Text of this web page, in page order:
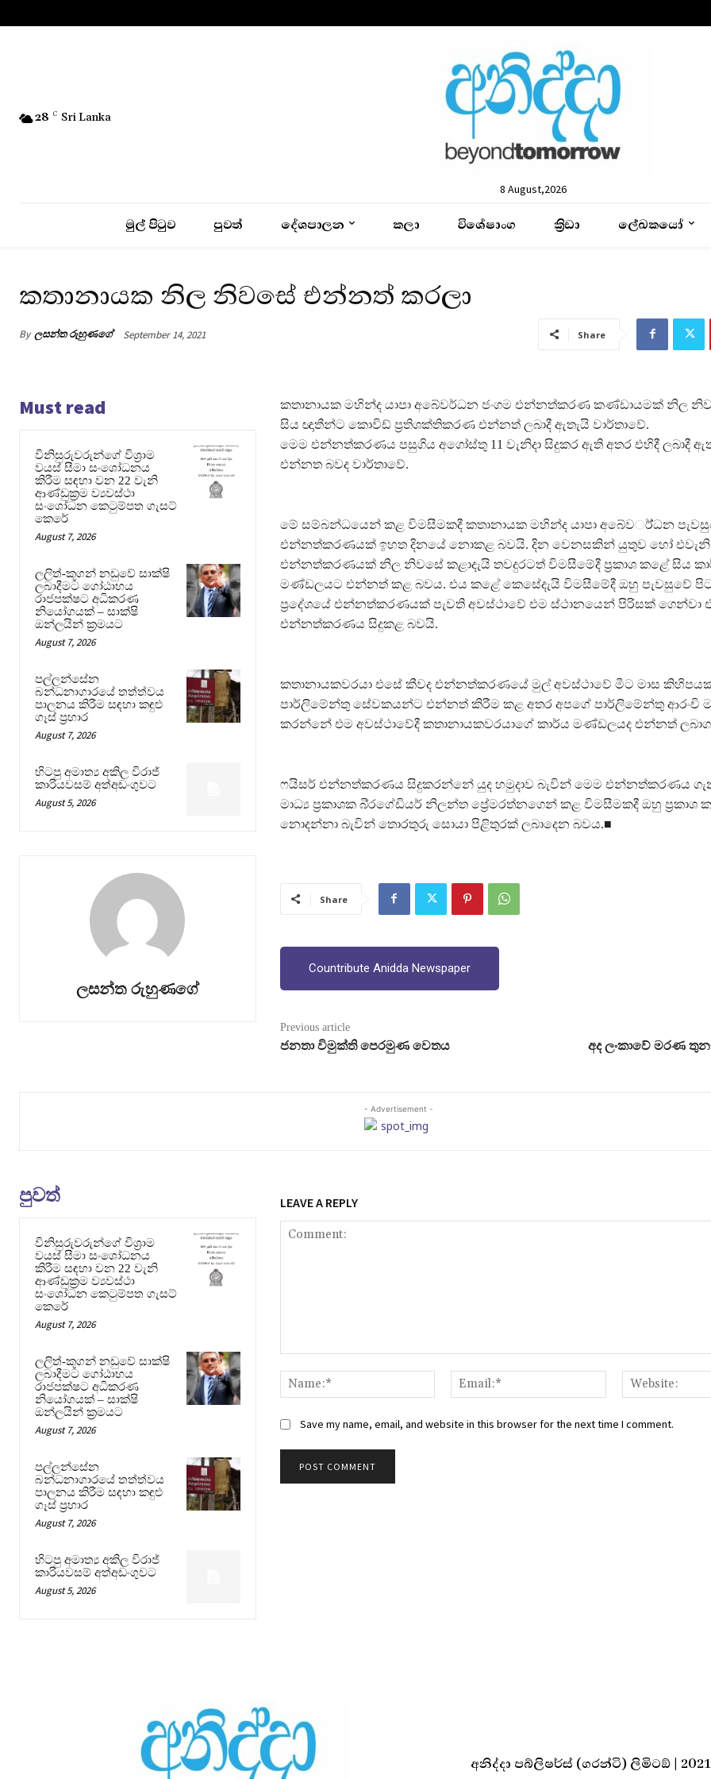
28 C Sri Lanka
8 August,2026
මුල් පිටුව පුවත් දේශපාලන කලා විශේෂාංග ක්‍රිඩා ලේඛකයෝ
කතානායක නිල නිවසේ එන්නත් කරලා
By ලසන්ත රුහුණගේ September 14, 2021 Share
Must read
විනිසුරුවරුන්ගේ විශ්‍රාම
වයස් සීමා සංශෝධනය
කිරීම සඳහා වන 22 වැනි
ආණ්ඩුක්‍රම ව්‍යවස්ථා
සංශෝධන කෙටුම්පත ගැසට්
කෙරේ
August 7, 2026
ලලිත්-කූගන් නඩුවේ සාක්ෂි
ලබාදීමට ගෝඨාභය
රාජපක්ෂට අධිකරණ
නියෝගයක් – සාක්ෂි
ඔන්ලයින් ක්‍රමයට
August 7, 2026
පල්ලන්සේන
බන්ධනාගාරයේ තත්ත්වය
පාලනය කිරීම සඳහා කඳුළු
ගෑස් ප්‍රහාර
August 7, 2026
හිටපු අමාත්‍ය අකිල විරාජ්
කාරියවසම් අත්අඩංගුවට
August 5, 2026
ලසන්ත රුහුණගේ
කතානායක මහින්ද යාපා අබේවර්ධන ජංගම එන්නත්කරණ කණ්ඩායමක් නිල
සිය ඥාතීන්ට කොවිඩ් ප්‍රතිශක්තිකරණ එන්නත් ලබාදී ඇතැයි වාර්තාවේ.
මෙම එන්නත්කරණය පසුගිය අගෝස්තු 11 වැනිදා සිදුකර ඇති අතර එහිදී ලබාදී
එන්නත බවද වාර්තාවේ.
මේ සම්බන්ධයෙන් කළ විමසීමකදී කතානායක මහින්ද යාපා අබේවර්්ධන
එන්නත්කරණයක් ඉහත දිනයේ නොකළ බවයි. දින වෙනසකින් යුතුව හෝ එවැනි
එන්නත්කරණයක් නිල නිවසේ කළාදැයි තවදුරටත් විමසීමේදී ප්‍රකාශ කළේ සිය
මණ්ඩලයට එන්නත් කළ බවය. එය කළේ කෙසේදැයි විමසීමේදී ඔහු පැවසුවේ
ප්‍රදේශයේ එන්නත්කරණයක් පැවති අවස්ථාවේ එම ස්ථානයෙන් පිරිසක් ගෙන්වා
එන්නත්කරණය සිදුකළ බවයි.
කතානායකවරයා එසේ කීවද එන්නත්කරණයේ මුල් අවස්ථාවේ මීට මාස
පාර්ලිමේන්තු සේවකයන්ට එන්නත් කිරීම කළ අතර අපගේ පාර්ලිමේන්තු ආරංචි
කරන්නේ එම අවස්ථාවේදී කතානායකවරයාගේ කාර්ය මණ්ඩලයද එන්නත්
ෆයිසර් එන්නත්කරණය සිදුකරන්නේ යුද හමුදාව බැවින් මෙම එන්නත්කරණය ගැන
මාධ්‍ය ප්‍රකාශක බි්‍රගේඩියර් නිලන්ත ප්‍රේමරත්නගෙන් කළ විමසීමකදී ඔහු ප්‍රකාශ
නොදන්නා බැවින් තොරතුරු සොයා පිළිතුරක් ලබාදෙන බවය.■
Share
Countribute Anidda Newspaper
Previous article
ජනතා විමුක්ති පෙරමුණ වෙතය අද ලංකාවේ මරණ
- Advertisement -
පුවත්
විනිසුරුවරුන්ගේ විශ්‍රාම
වයස් සීමා සංශෝධනය
කිරීම සඳහා වන 22 වැනි
ආණ්ඩුක්‍රම ව්‍යවස්ථා
සංශෝධන කෙටුම්පත ගැසට්
කෙරේ
August 7, 2026
ලලිත්-කූගන් නඩුවේ සාක්ෂි
ලබාදීමට ගෝඨාභය
රාජපක්ෂට අධිකරණ
නියෝගයක් – සාක්ෂි
ඔන්ලයින් ක්‍රමයට
August 7, 2026
පල්ලන්සේන
බන්ධනාගාරයේ තත්ත්වය
පාලනය කිරීම සඳහා කඳුළු
ගෑස් ප්‍රහාර
August 7, 2026
හිටපු අමාත්‍ය අකිල විරාජ්
කාරියවසම් අත්අඩංගුවට
August 5, 2026
LEAVE A REPLY
Name:*
Email:*
Save my name, email, and website in this browser for the next time I comment.
අනිද්දා පබ්ලිෂර්ස් (ගරන්ටි) ලිමිටඞ් | 2021